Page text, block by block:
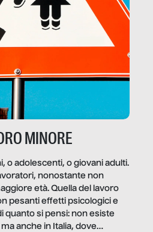
MINORE
o adolescenti, o giovani adulti.
nonostante non
età. Quella del lavoro
pesanti effetti psicologici e
quanto si pensi: non esiste
anche in Italia, dove